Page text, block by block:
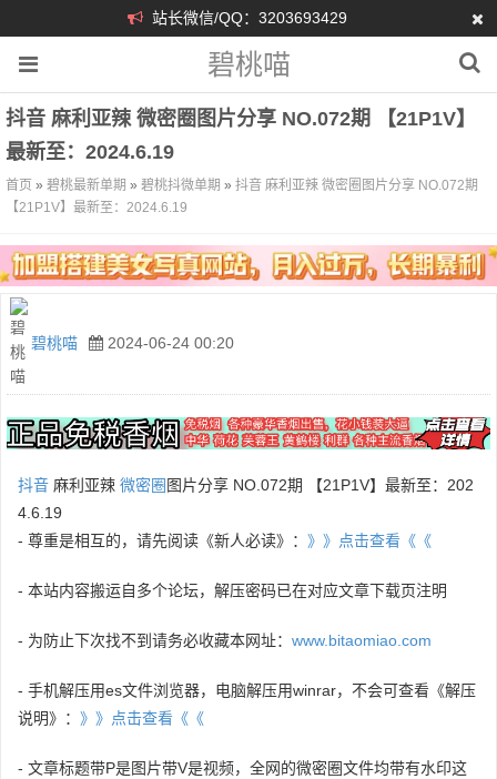
站长微信/QQ：3203693429
碧桃喵
抖音 麻利亚辣 微密圈图片分享 NO.072期 【21P1V】
最新至：2024.6.19
首页 » 碧桃最新单期 » 碧桃抖微单期 » 抖音 麻利亚辣 微密圈图片分享 NO.072期
【21P1V】最新至：2024.6.19
碧桃喵 2024-06-24 00:20
抖音 麻利亚辣 微密圈 图片分享 NO.072期 【21P1V】最新至：202
4.6.19
- 尊重是相互的，请先阅读《新人必读》： 》》点击查看《《
- 本站内容搬运自多个论坛，解压密码已在对应文章下载页注明
- 为防止下次找不到请务必收藏本网址： www.bitaomiao.com
- 手机解压用es文件浏览器，电脑解压用winrar，不会可查看《解压
说明》： 》》点击查看《《
- 文章标题带P是图片带V是视频，全网的微密圈文件均带有水印这